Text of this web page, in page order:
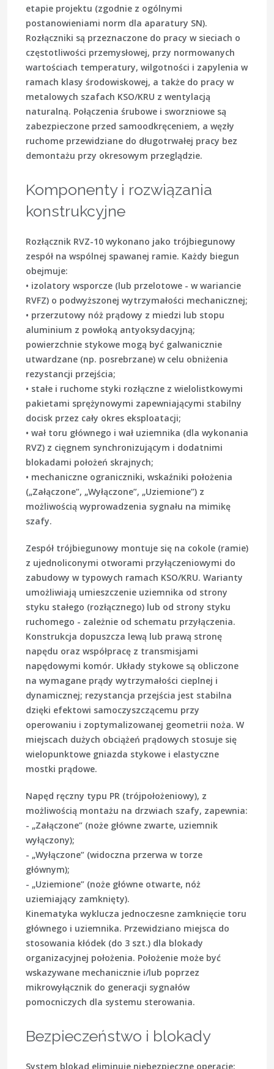
etapie projektu (zgodnie z ogólnymi
postanowieniami norm dla aparatury SN).
Rozłączniki są przeznaczone do pracy w sieciach o
częstotliwości przemysłowej, przy normowanych
wartościach temperatury, wilgotności i zapylenia w
ramach klasy środowiskowej, a także do pracy w
metalowych szafach KSO/KRU z wentylacją
naturalną. Połączenia śrubowe i sworzniowe są
zabezpieczone przed samoodkręceniem, a węzły
ruchome przewidziane do długotrwałej pracy bez
demontażu przy okresowym przeglądzie.
Komponenty i rozwiązania
konstrukcyjne
Rozłącznik RVZ-10 wykonano jako trójbiegunowy
zespół na wspólnej spawanej ramie. Każdy biegun
obejmuje:
• izolatory wsporcze (lub przelotowe - w wariancie
RVFZ) o podwyższonej wytrzymałości mechanicznej;
• przerzutowy nóż prądowy z miedzi lub stopu
aluminium z powłoką antyoksydacyjną;
powierzchnie stykowe mogą być galwanicznie
utwardzane (np. posrebrzane) w celu obniżenia
rezystancji przejścia;
• stałe i ruchome styki rozłączne z wielolistkowymi
pakietami sprężynowymi zapewniającymi stabilny
docisk przez cały okres eksploatacji;
• wał toru głównego i wał uziemnika (dla wykonania
RVZ) z cięgnem synchronizującym i dodatnimi
blokadami położeń skrajnych;
• mechaniczne ograniczniki, wskaźniki położenia
(„Załączone”, „Wyłączone”, „Uziemione”) z
możliwością wyprowadzenia sygnału na mimikę
szafy.
Zespół trójbiegunowy montuje się na cokole (ramie)
z ujednoliconymi otworami przyłączeniowymi do
zabudowy w typowych ramach KSO/KRU. Warianty
umożliwiają umieszczenie uziemnika od strony
styku stałego (rozłącznego) lub od strony styku
ruchomego - zależnie od schematu przyłączenia.
Konstrukcja dopuszcza lewą lub prawą stronę
napędu oraz współpracę z transmisjami
napędowymi komór. Układy stykowe są obliczone
na wymagane prądy wytrzymałości cieplnej i
dynamicznej; rezystancja przejścia jest stabilna
dzięki efektowi samoczyszczącemu przy
operowaniu i zoptymalizowanej geometrii noża. W
miejscach dużych obciążeń prądowych stosuje się
wielopunktowe gniazda stykowe i elastyczne
mostki prądowe.
Napęd ręczny typu PR (trójpołożeniowy), z
możliwością montażu na drzwiach szafy, zapewnia:
- „Załączone” (noże główne zwarte, uziemnik
wyłączony);
- „Wyłączone” (widoczna przerwa w torze
głównym);
- „Uziemione” (noże główne otwarte, nóż
uziemiający zamknięty).
Kinematyka wyklucza jednoczesne zamknięcie toru
głównego i uziemnika. Przewidziano miejsca do
stosowania kłódek (do 3 szt.) dla blokady
organizacyjnej położenia. Położenie może być
wskazywane mechanicznie i/lub poprzez
mikrowyłącznik do generacji sygnałów
pomocniczych dla systemu sterowania.
Bezpieczeństwo i blokady
System blokad eliminuje niebezpieczne operacje: